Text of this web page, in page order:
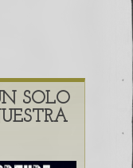
SOLO